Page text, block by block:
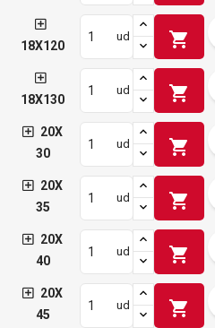
18X120
ud shopping_cart
18X130
ud shopping_cart
20X
30
ud shopping_cart
20X
35
ud shopping_cart
20X
40
ud shopping_cart
20X
45
ud shopping_cart